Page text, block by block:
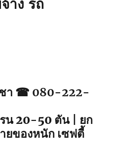
าง รถ
ชา ☎ 080-222-
น 20-50 ตัน | ยก
ยของหนัก เซฟตี้